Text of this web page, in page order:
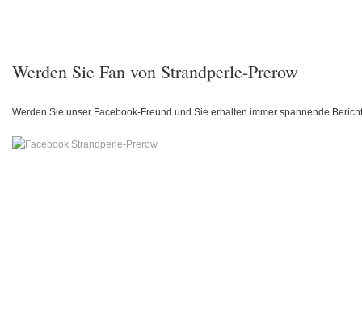
Werden Sie Fan von Strandperle-Prerow
Werden Sie unser Facebook-Freund und Sie erhalten immer spannende